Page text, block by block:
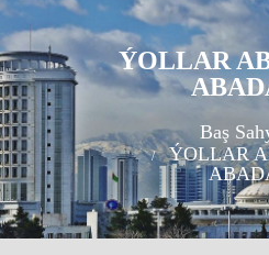
ÝOLLAR
Baş
ÝOLLAR